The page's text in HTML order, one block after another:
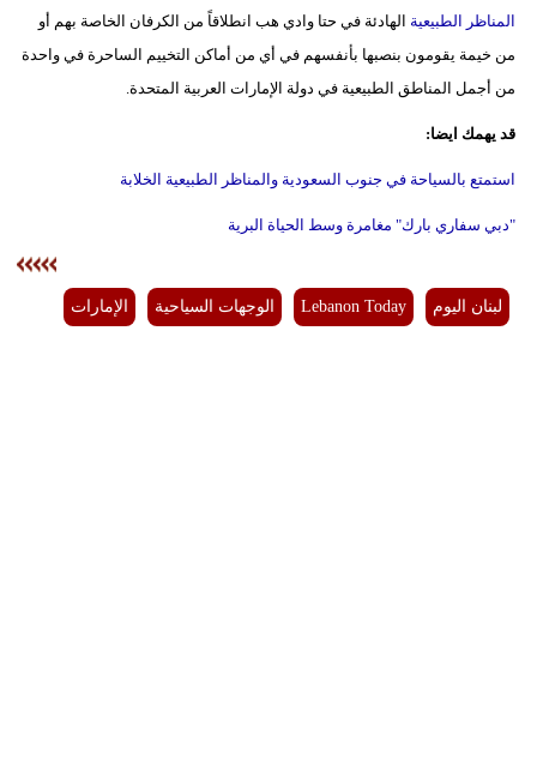
المناظر الطبيعية الهادئة في حتا وادي هب انطلاقاً من الكرفان الخاصة بهم أو
من خيمة يقومون بنصبها بأنفسهم في أي من أماكن التخييم الساحرة في واحدة
من أجمل المناطق الطبيعية في دولة الإمارات العربية المتحدة.
قد يهمك ايضا:
استمتع بالسياحة في جنوب السعودية والمناظر الطبيعية الخلابة
"دبي سفاري بارك" مغامرة وسط الحياة البرية
لبنان اليوم Lebanon Today الوجهات السياحية الإمارات